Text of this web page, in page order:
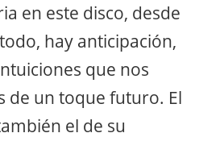
en este disco, desde
hay anticipación,
que nos
de un toque futuro. El
el de su